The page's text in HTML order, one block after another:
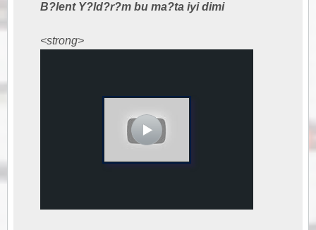
B?lent Y?ld?r?m bu ma?ta iyi dimi
<strong>